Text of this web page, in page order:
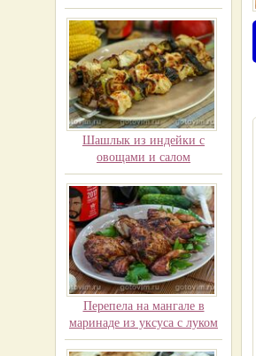
Шашлык из индейки с
овощами и салом
Перепела на мангале в
маринаде из уксуса с луком